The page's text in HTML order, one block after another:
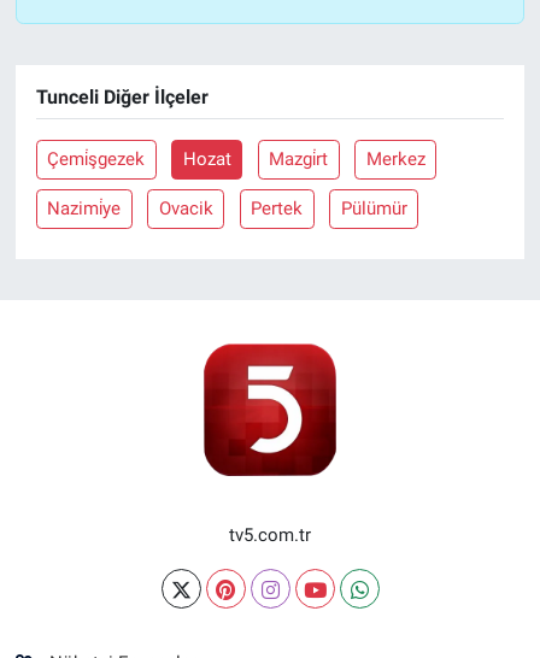
Tunceli Diğer İlçeler
Çemi̇şgezek Hozat Mazgi̇rt Merkez
Nazimi̇ye Ovacik Pertek Pülümür
tv5.com.tr